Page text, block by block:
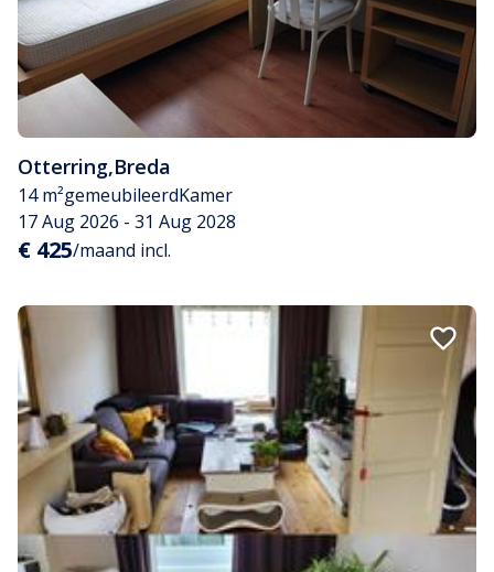
Otterring,Breda
14 m²gemeubileerdKamer
17 Aug 2026 - 31 Aug 2028
€ 425/maand incl.